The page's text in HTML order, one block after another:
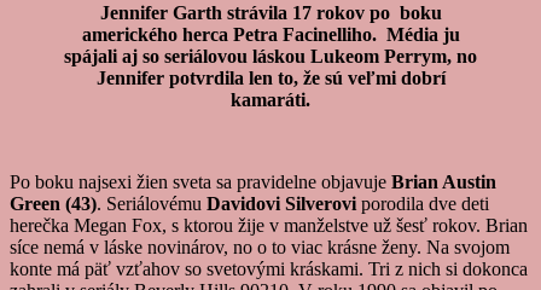
Jennifer Garth strávila 17 rokov po boku
amerického herca Petra Facinelliho. Média ju
spájali aj so seriálovou láskou Lukeom Perrym, no
Jennifer potvrdila len to, že sú veľmi dobrí
kamaráti.
Po boku najsexi žien sveta sa pravidelne objavuje Brian Austin
Green (43). Seriálovému Davidovi Silverovi porodila dve deti
herečka Megan Fox, s ktorou žije v manželstve už šesť rokov. Brian
síce nemá v láske novinárov, no o to viac krásne ženy. Na svojom
konte má päť vzťahov so svetovými kráskami. Tri z nich si dokonca